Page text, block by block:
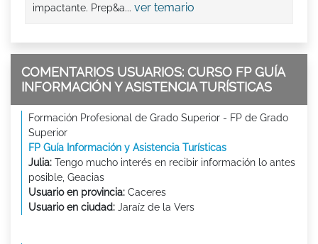
impactante. Prep&a... ver temario
COMENTARIOS USUARIOS: CURSO FP GUÍA
INFORMACIÓN Y ASISTENCIA TURÍSTICAS
Formación Profesional de Grado Superior - FP de Grado
Superior
FP Guía Información y Asistencia Turísticas
Julia: Tengo mucho interés en recibir información lo antes
posible, Geacias
Usuario en provincia: Caceres
Usuario en ciudad: Jaraíz de la Vers